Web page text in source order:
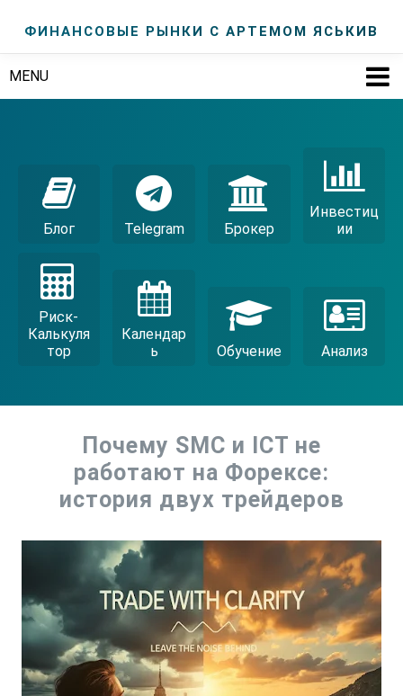
ФИНАНСОВЫЕ РЫНКИ С АРТЕМОМ ЯСЬКИВ
MENU
Блог Telegram Брокер
Инвестиц
Ии
Риск-
Калькуля
Тор
Календар
Ь
Обучение Анализ
Почему SMC и ICT не
работают на Форексе:
история двух трейдеров